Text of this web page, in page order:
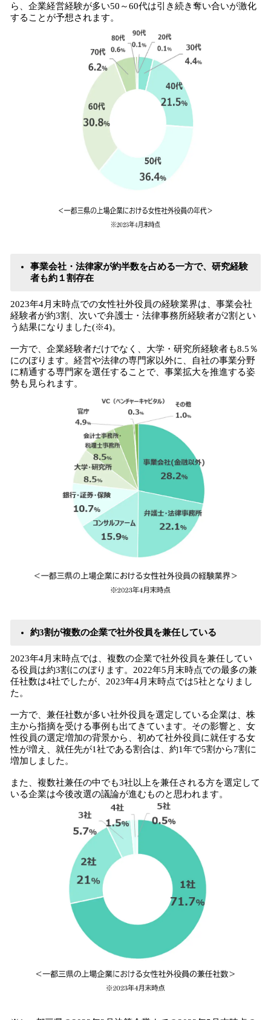
ら、企業経営経験が多い50～60代は引き続き奪い合いが激化
することが予想されます。
事業会社・法律家が約半数を占める一方で、研究経験
者も約１割存在
2023年4月末時点での女性社外役員の経験業界は、事業会社
経験者が約3割、次いで弁護士・法律事務所経験者が2割とい
う結果になりました(※4)。
一方で、企業経験者だけでなく、大学・研究所経験者も8.5％
にのぼります。経営や法律の専門家以外に、自社の事業分野
に精通する専門家を選任することで、事業拡大を推進する姿
勢も見られます。
約3割が複数の企業で社外役員を兼任している
2023年4月末時点では、複数の企業で社外役員を兼任してい
る役員は約3割にのぼります。2022年5月末時点での最多の兼
任社数は4社でしたが、2023年4月末時点では5社となりまし
た。
一方で、兼任社数が多い社外役員を選定している企業は、株
主から指摘を受ける事例も出てきています。その影響と、女
性役員の選定増加の背景から、初めて社外役員に就任する女
性が増え、就任先が1社である割合は、約1年で5割から7割に
増加しました。
また、複数社兼任の中でも3社以上を兼任される方を選定して
いる企業は今後改選の議論が進むものと思われます。